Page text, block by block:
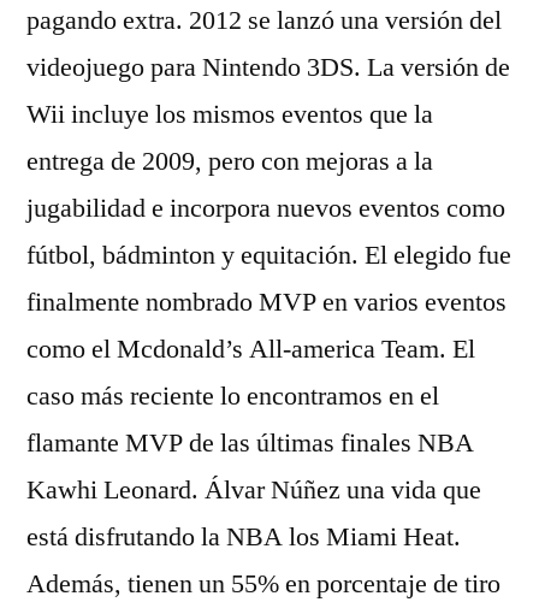
pagando extra. 2012 se lanzó una versión del
videojuego para Nintendo 3DS. La versión de
Wii incluye los mismos eventos que la
entrega de 2009, pero con mejoras a la
jugabilidad e incorpora nuevos eventos como
fútbol, bádminton y equitación. El elegido fue
finalmente nombrado MVP en varios eventos
como el Mcdonald’s All-america Team. El
caso más reciente lo encontramos en el
flamante MVP de las últimas finales NBA
Kawhi Leonard. Álvar Núñez una vida que
está disfrutando la NBA los Miami Heat.
Además, tienen un 55% en porcentaje de tiro